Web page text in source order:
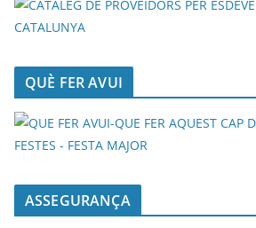
QUÈ FER AVUI
ASSEGURANÇA